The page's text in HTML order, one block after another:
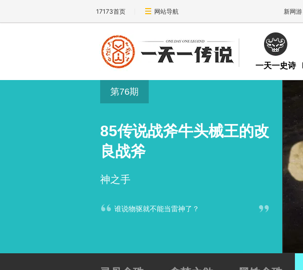
17173首页 网站导航 新网游
一天一史诗
第76期
85传说战斧牛头械王的改
良战斧
神之手
谁说物驱就不能当雷神了？